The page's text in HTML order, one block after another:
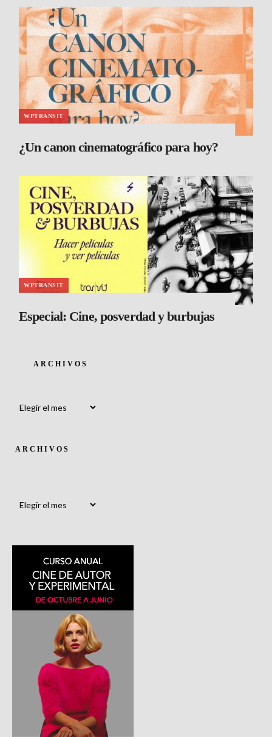
WPTRANSIT
¿Un canon cinematográfico para hoy?
WPTRANSIT
Especial: Cine, posverdad y burbujas
ARCHIVOS
ARCHIVOS